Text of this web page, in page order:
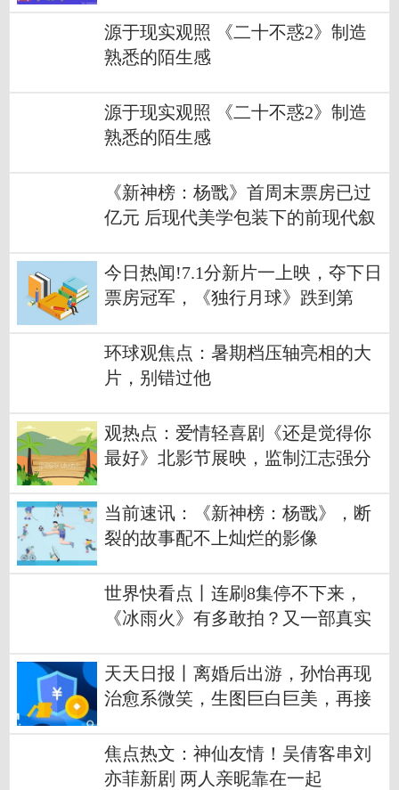
源于现实观照 《二十不惑2》制造
熟悉的陌生感
源于现实观照 《二十不惑2》制造
熟悉的陌生感
《新神榜：杨戬》首周末票房已过
亿元 后现代美学包装下的前现代叙
今日热闻!7.1分新片一上映，夺下日
票房冠军，《独行月球》跌到第
环球观焦点：暑期档压轴亮相的大
片，别错过他
观热点：爱情轻喜剧《还是觉得你
最好》北影节展映，监制江志强分
当前速讯：《新神榜：杨戬》，断
裂的故事配不上灿烂的影像
世界快看点丨连刷8集停不下来，
《冰雨火》有多敢拍？又一部真实
天天日报丨离婚后出游，孙怡再现
治愈系微笑，生图巨白巨美，再接
焦点热文：神仙友情！吴倩客串刘
亦菲新剧 两人亲昵靠在一起